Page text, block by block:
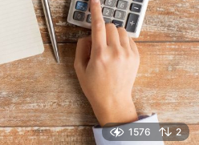
1576 2